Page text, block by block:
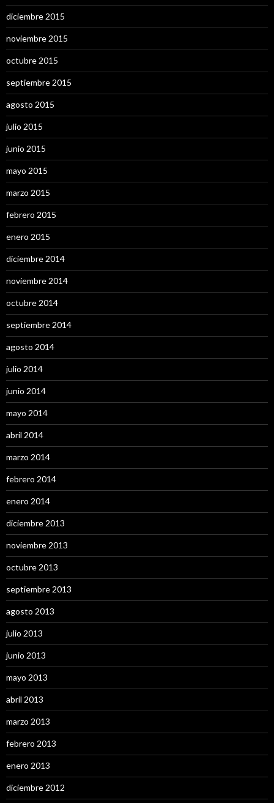
diciembre 2015
noviembre 2015
octubre 2015
septiembre 2015
agosto 2015
julio 2015
junio 2015
mayo 2015
marzo 2015
febrero 2015
enero 2015
diciembre 2014
noviembre 2014
octubre 2014
septiembre 2014
agosto 2014
julio 2014
junio 2014
mayo 2014
abril 2014
marzo 2014
febrero 2014
enero 2014
diciembre 2013
noviembre 2013
octubre 2013
septiembre 2013
agosto 2013
julio 2013
junio 2013
mayo 2013
abril 2013
marzo 2013
febrero 2013
enero 2013
diciembre 2012